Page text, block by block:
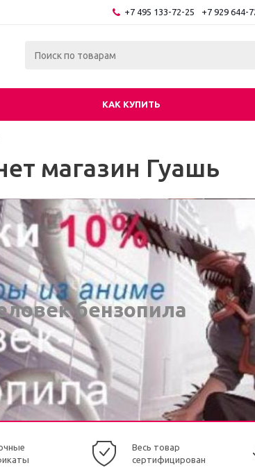
+7 495 133-72-25 +7 929 644-
КАК КУПИТЬ
магазин Гуашь
бензопила
Весь товар
сертифицирован